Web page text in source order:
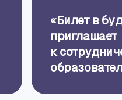
«Билет в
приглашает
к